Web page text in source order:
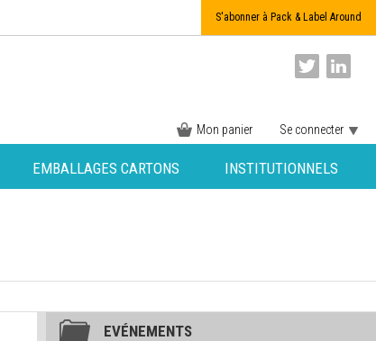
S'abonner à Pack & Label Around
Mon panier Se connecter
EMBALLAGES CARTONS INSTITUTIONNELS
EVÉNEMENTS